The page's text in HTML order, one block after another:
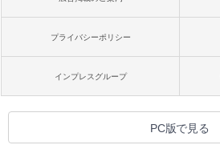
プライバシーポリシー
インプレスグループ
PC版で見る